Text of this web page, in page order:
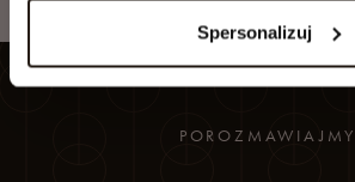
Spersonalizuj
POROZMAWIAJMY